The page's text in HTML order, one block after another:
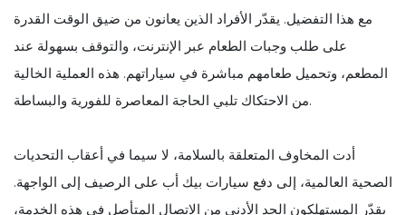
مع هذا التفضيل. يقدّر الأفراد الذين يعانون من ضيق الوقت القدرة
على طلب وجبات الطعام عبر الإنترنت، والتوقف بسهولة عند
المطعم، وتحميل طعامهم مباشرة في سياراتهم. هذه العملية الخالية
من الاحتكاك تلبي الحاجة المعاصرة للفورية والبساطة.
أدت المخاوف المتعلقة بالسلامة، لا سيما في أعقاب التحديات
الصحية العالمية، إلى دفع سيارات بيك أب على الرصيف إلى الواجهة.
يقدّر المستهلكون الحد الأدنى من الاتصال المتأصل في هذه الخدمة،